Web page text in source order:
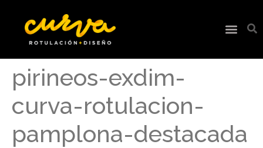
pirineos-exdim-
curva-rotulacion-
pamplona-destacada